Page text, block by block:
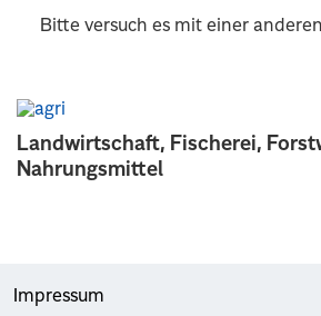
Landwirtschaft, Fischerei,
Nahrungsmittel
Bitte versuch es mit einer
Impressum